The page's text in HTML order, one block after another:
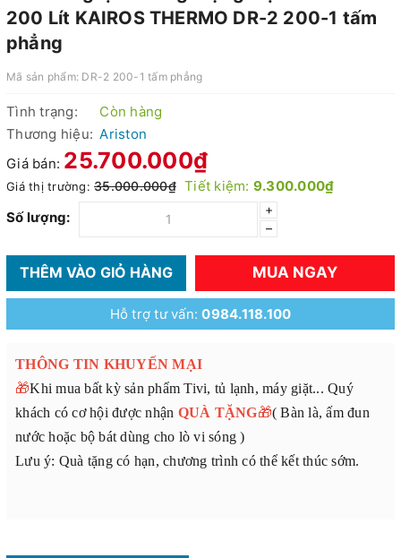
200 Lít KAIROS THERMO DR-2 200-1 tấm
phẳng
Mã sản phẩm: DR-2 200-1 tấm phẳng
Tình trạng:
Còn hàng
Thương hiệu: Ariston
Giá bán: 25.700.000₫
Giá thị trường: 35.000.000₫ Tiết kiệm: 9.300.000₫
Số lượng:
+
–
THÊM VÀO GIỎ HÀNG MUA NGAY
Hỗ trợ tư vấn:0984.118.100
THÔNG TIN KHUYẾN MẠI
🎁Khi mua bất kỳ sản phẩm Tivi, tủ lạnh, máy giặt... Quý
khách có cơ hội được nhận QUÀ TẶNG🎁( Bàn là, ấm đun
nước hoặc bộ bát dùng cho lò vi sóng )
Lưu ý: Quà tặng có hạn, chương trình có thể kết thúc sớm.